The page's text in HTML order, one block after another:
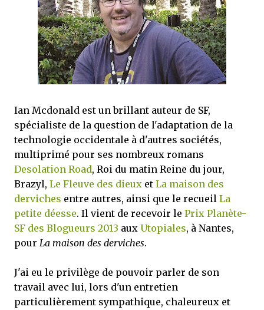
mettre sous tous les yeux. C'est cela...
Ian Mcdonald est un brillant auteur de SF,
spécialiste de la question de l'adaptation de la
technologie occidentale à d'autres sociétés,
multiprimé pour ses nombreux romans
Desolation Road, Roi du matin Reine du jour,
Brazyl, Le Fleuve des dieux et La maison des
derviches entre autres, ainsi que le recueil La
petite déesse. Il vient de recevoir le Prix Planète-
SF des Blogueurs 2013 aux Utopiales, à Nantes,
pour La maison des derviches.
J'ai eu le privilège de pouvoir parler de son
travail avec lui, lors d'un entretien
particulièrement sympathique, chaleureux et